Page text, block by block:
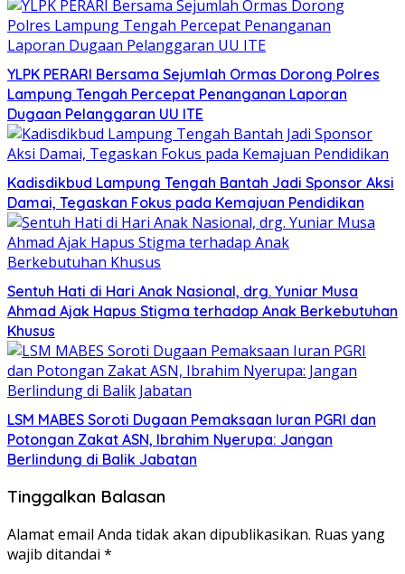
YLPK PERARI Bersama Sejumlah Ormas Dorong Polres
Lampung Tengah Percepat Penanganan Laporan
Dugaan Pelanggaran UU ITE
Kadisdikbud Lampung Tengah Bantah Jadi Sponsor Aksi
Damai, Tegaskan Fokus pada Kemajuan Pendidikan
Sentuh Hati di Hari Anak Nasional, drg. Yuniar Musa
Ahmad Ajak Hapus Stigma terhadap Anak Berkebutuhan
Khusus
LSM MABES Soroti Dugaan Pemaksaan Iuran PGRI dan
Potongan Zakat ASN, Ibrahim Nyerupa: Jangan
Berlindung di Balik Jabatan
Tinggalkan Balasan
Alamat email Anda tidak akan dipublikasikan. Ruas yang
wajib ditandai *